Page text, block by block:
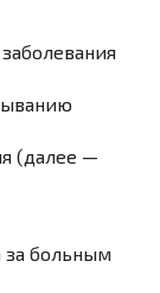
(далее —
за больным